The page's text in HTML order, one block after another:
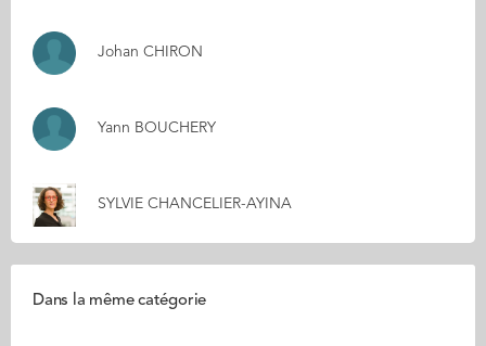
Johan CHIRON
Yann BOUCHERY
SYLVIE CHANCELIER-AYINA
Dans la même catégorie